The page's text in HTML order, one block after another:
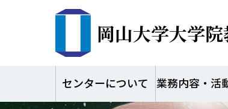
岡山大学大学
センターについて 業務内容・活
「思考力・判
校編